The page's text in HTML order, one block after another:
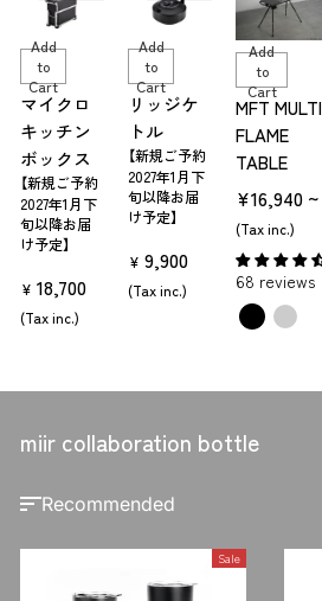
Add
to
Cart
マイクロ
キッチン
ボックス
【新規ご予約
2027年1月下
旬以降お届
け予定】
¥ 18,700
(Tax inc.)
Add
to
Cart
リッジケ
トル
【新規ご予約
2027年1月下
旬以降お届
け予定】
¥ 9,900
(Tax inc.)
Add
to
Cart
MFT MULTI
FLAME
TABLE
¥16,940 ~
(Tax inc.)
68 reviews
miir collaboration bottle
S
T Sale